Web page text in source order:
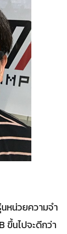
หน่วยความจำ
ขึ้นไปจะดีกว่า